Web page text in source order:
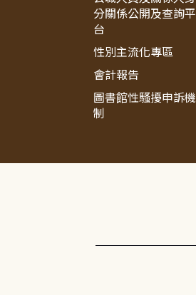
分關係公開及查詢平
台
性別主流化專區
會計報告
圖書館性騷擾申訴機
制